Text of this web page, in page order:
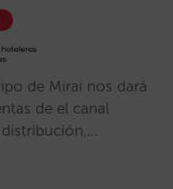
de Mirai nos dará
de el canal